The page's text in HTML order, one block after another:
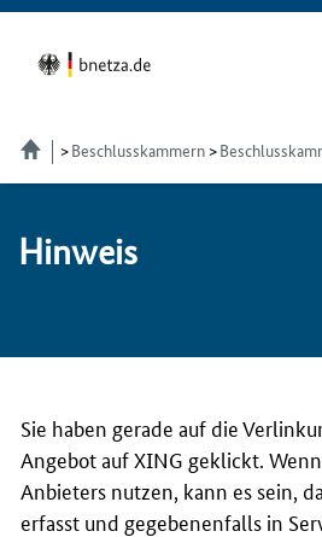
Beschlusskammern
Hin­weis
Sie haben gerade auf die
Angebot auf XING geklickt.
Anbieters nutzen, kann es sein,
erfasst und gegebenenfalls in